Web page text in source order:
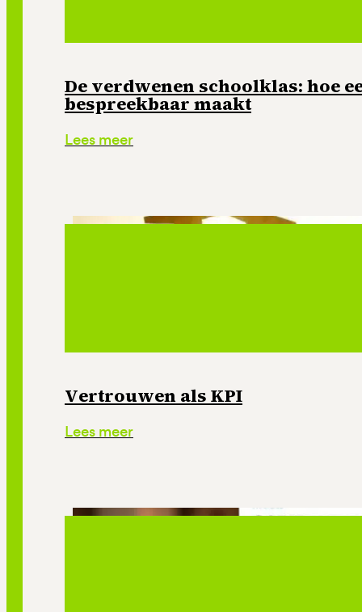
De verdwenen schoolklas: hoe
bespreekbaar maakt
Lees meer
Vertrouwen als KPI
Lees meer